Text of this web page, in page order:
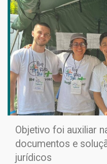
Objetivo foi auxiliar
documentos e
jurídicos